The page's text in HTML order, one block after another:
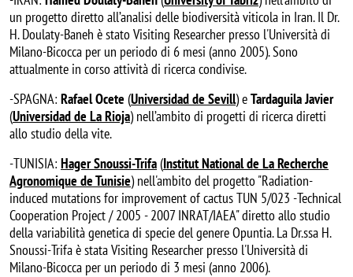
un progetto diretto all’analisi delle biodiversità viticola in Iran. Il Dr.
H. Doulaty-Baneh è stato Visiting Researcher presso l'Università di
Milano-Bicocca per un periodo di 6 mesi (anno 2005). Sono
attualmente in corso attività di ricerca condivise.
-SPAGNA: Rafael Ocete (Universidad de Sevill) eTardaguila Javier
(Universidad de La Rioja) nell’ambito di progetti di ricerca diretti
allo studio della vite.
-TUNISIA: Hager Snoussi-Trifa(Institut National de La Recherche
Agronomique de Tunisie) nell'ambito del progetto "Radiation-
induced mutations for improvement of cactus TUN 5/023 -Technical
Cooperation Project / 2005 - 2007 INRAT/IAEA" diretto allo studio
della variabilità genetica di specie del genere Opuntia. La Dr.ssa H.
Snoussi-Trifa è stata Visiting Researcher presso l'Università di
Milano-Bicocca per un periodo di 3 mesi (anno 2006).